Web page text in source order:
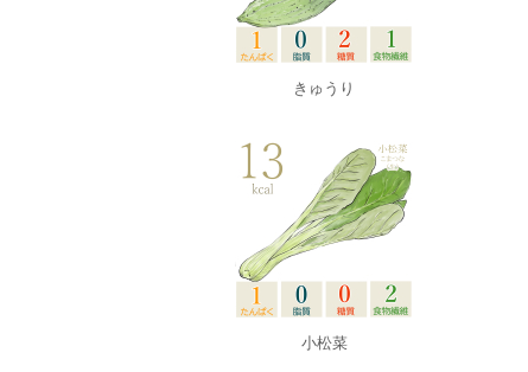
きゅうり
小松菜